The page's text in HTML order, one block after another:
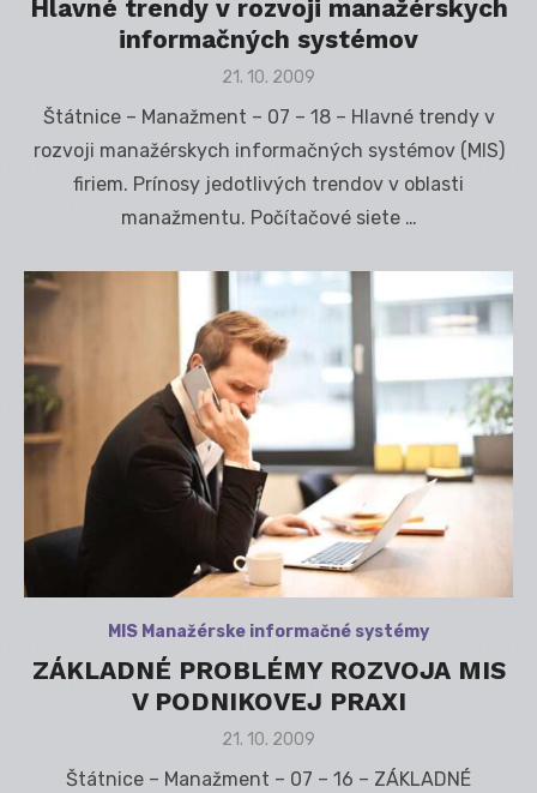
Hlavné trendy v rozvoji manažérskych
informačných systémov
Posted
21. 10. 2009
Štátnice – Manažment – 07 – 18 – Hlavné trendy v
rozvoji manažérskych informačných systémov (MIS)
firiem. Prínosy jedotlivých trendov v oblasti
manažmentu. Počítačové siete …
MIS Manažérske informačné systémy
ZÁKLADNÉ PROBLÉMY ROZVOJA MIS
V PODNIKOVEJ PRAXI
Posted
21. 10. 2009
Štátnice – Manažment – 07 – 16 – ZÁKLADNÉ